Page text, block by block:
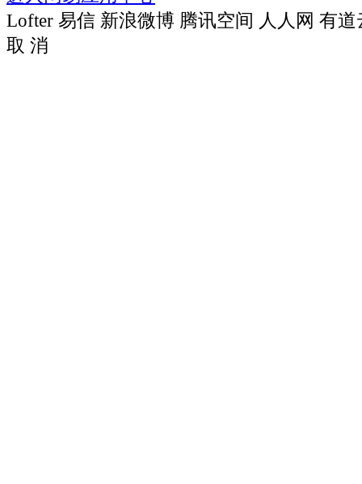
Lofter 易信 新浪微博 腾讯空间 人人网 有道
取 消